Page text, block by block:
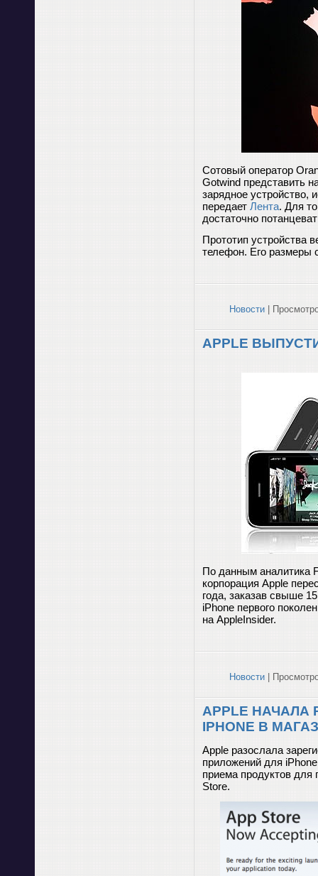
Сотовый оператор
Gotwind представить
зарядное устройство,
передает Лента. Для
достаточно
Прототип устройства
телефон. Его размеры
Новости |
APPLE
По данным аналитика
корпорация Apple
года, заказав свыше
iPhone первого
на AppleInsider.
Новости |
APPLE
IPHONE В
Apple разослала
приложений для
приема продуктов для
Store.